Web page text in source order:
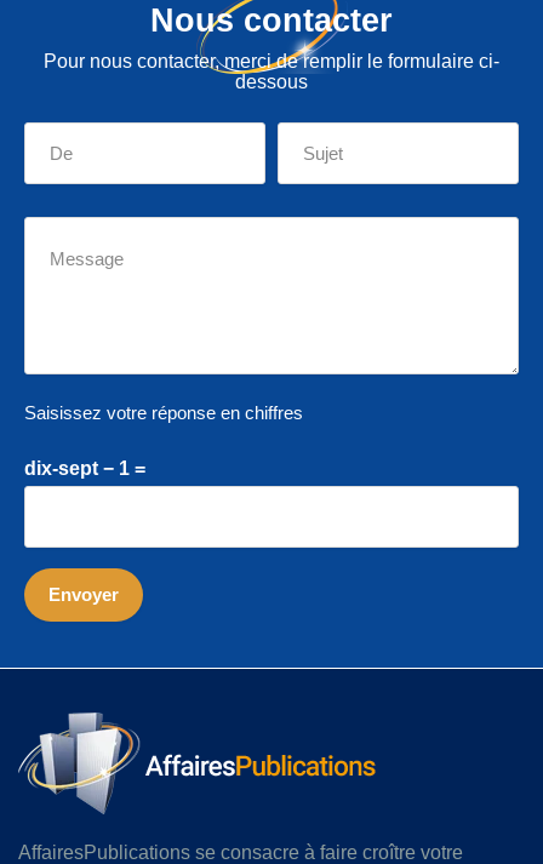
Nous contacter
Pour nous contacter, merci de remplir le formulaire ci-
dessous
Saisissez votre réponse en chiffres
dix-sept − 1 =
AffairesPublications se consacre à faire croître votre